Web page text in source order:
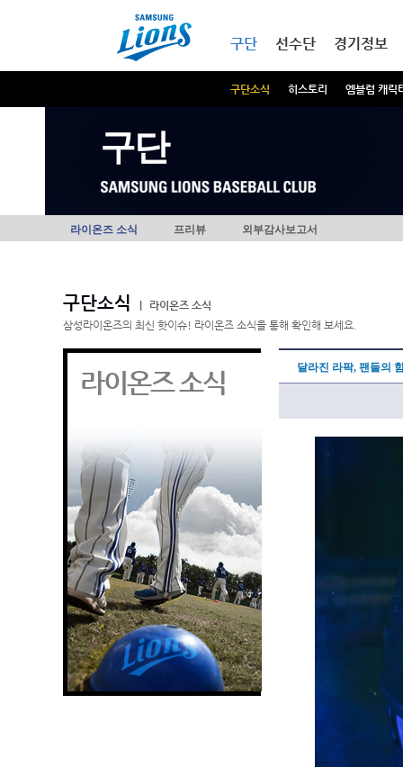
구단
구단소식 히스토리 엠블럼 캐릭
선수단 경기정보
구단
라이온즈 소식 프리뷰 외부감사보고서
구단소식
라이온즈 소식
삼성라이온즈의 최신 핫이슈! 라이온즈 소식을 통해 확인해 보세요.
라이온즈 소식 달라진 라팍, 팬들의